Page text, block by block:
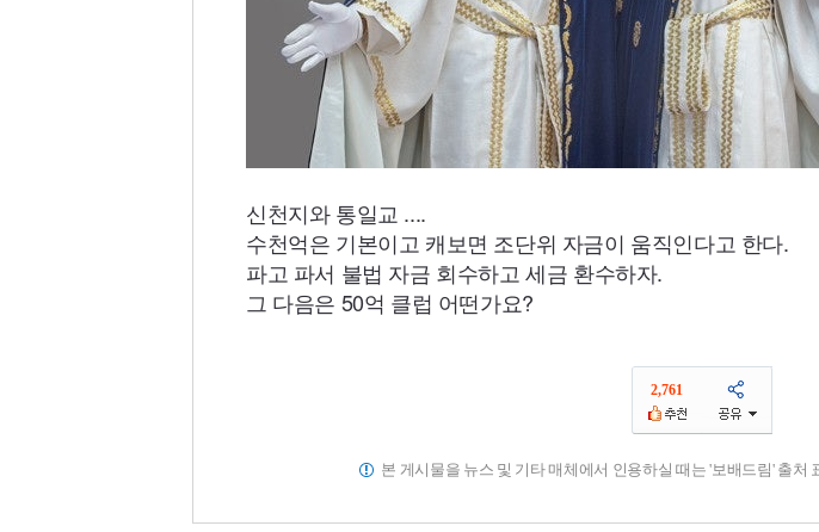
신천지와 통일교 ....
수천억은 기본이고 캐보면 조단위 자금이 움직인다고 한다.
파고 파서 불법 자금 회수하고 세금 환수하자.
그 다음은 50억 클럽 어떤가요?
2,761
본 게시물을 뉴스 및 기타 매체에서 인용하실 때는 '보배드림' 출처